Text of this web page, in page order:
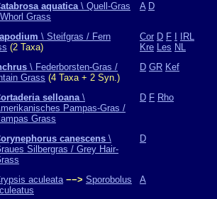
aquatica\ Quell-Gras
Grass
A D
\ Steifgras / Fern
(2 Taxa)
Cor D F
IRL
Kre Les NL
\ Federborsten-Gras /
Grass (4 Taxa + 2 Syn.)
D GR Kef
selloana\
Pampas-Gras /
Grass
D F Rho
canescens \
Silbergras / Grey Hair-
D
aculeata −−> Sporobolus
A